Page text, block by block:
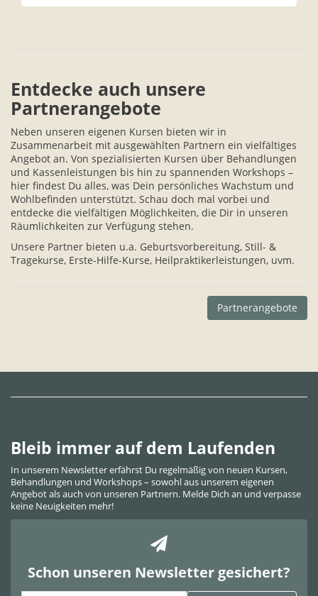
Entdecke auch unsere
Partnerangebote
Neben unseren eigenen Kursen bieten wir in
Zusammenarbeit mit ausgewählten Partnern ein vielfältiges
Angebot an. Von spezialisierten Kursen über Behandlungen
und Kassenleistungen bis hin zu spannenden Workshops –
hier findest Du alles, was Dein persönliches Wachstum und
Wohlbefinden unterstützt. Schau doch mal vorbei und
entdecke die vielfältigen Möglichkeiten, die Dir in unseren
Räumlichkeiten zur Verfügung stehen.
Unsere Partner bieten u.a. Geburtsvorbereitung, Still- &
Tragekurse, Erste-Hilfe-Kurse, Heilpraktikerleistungen, uvm.
Partnerangebote
Bleib immer auf dem Laufenden
In unserem Newsletter erfährst Du regelmäßig von neuen Kursen,
Behandlungen und Workshops – sowohl aus unserem eigenen
Angebot als auch von unseren Partnern. Melde Dich an und verpasse
keine Neuigkeiten mehr!
Schon unseren Newsletter gesichert?